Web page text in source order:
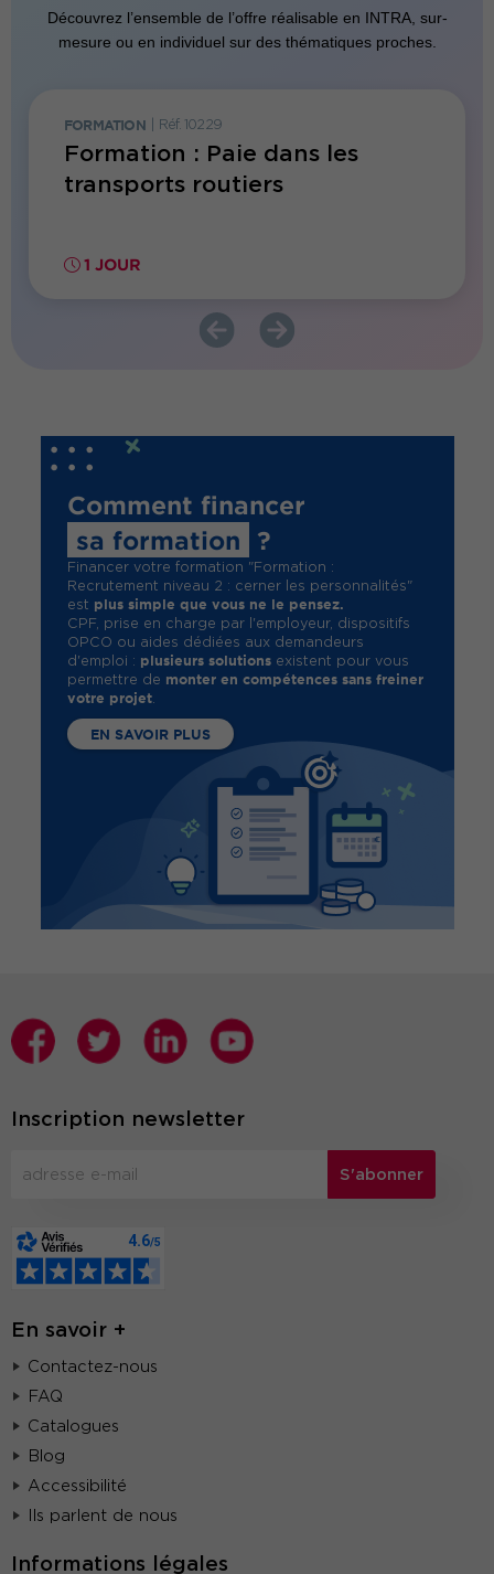
Découvrez l’ensemble de l’offre réalisable en INTRA, sur-
mesure ou en individuel sur des thématiques proches.
FORMATION Réf. 10229
Formation : Paie dans les
transports routiers
1 JOUR
Comment financer
sa formation
?
Financer votre formation "Formation :
Recrutement niveau 2 : cerner les personnalités"
est plus simple que vous ne le pensez.
CPF, prise en charge par l'employeur, dispositifs
OPCO ou aides dédiées aux demandeurs
d'emploi : plusieurs solutionsexistent pour vous
permettre de monter en compétences sans freiner
votre projet.
EN SAVOIR PLUS
Inscription newsletter
S'abonner
En savoir +
Contactez-nous
FAQ
Catalogues
Blog
Accessibilité
Ils parlent de nous
Informations légales